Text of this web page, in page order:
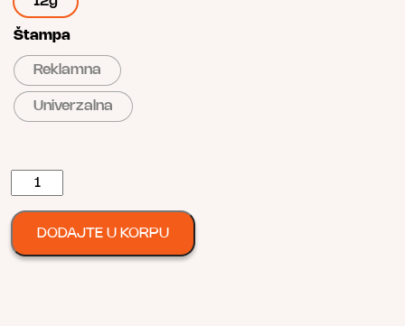
Štampa
Reklamna
Univerzalna
Med
количина
DODAJTE U KORPU